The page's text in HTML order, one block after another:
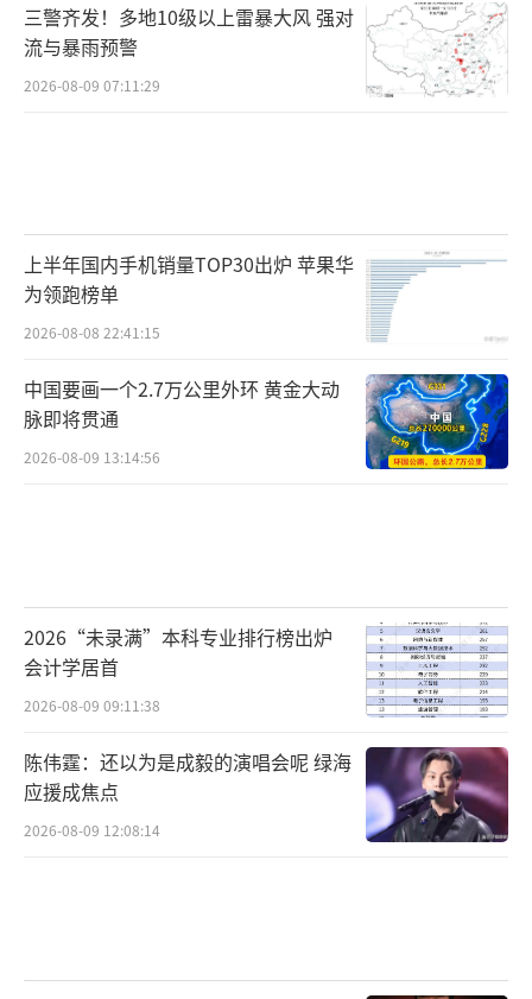
三警齐发！多地10级以上雷暴大风 强对
流与暴雨预警
2026-08-09 07:11:29
上半年国内手机销量TOP30出炉 苹果华
为领跑榜单
2026-08-08 22:41:15
中国要画一个2.7万公里外环 黄金大动
脉即将贯通
2026-08-09 13:14:56
2026“未录满”本科专业排行榜出炉
会计学居首
2026-08-09 09:11:38
陈伟霆：还以为是成毅的演唱会呢 绿海
应援成焦点
2026-08-09 12:08:14